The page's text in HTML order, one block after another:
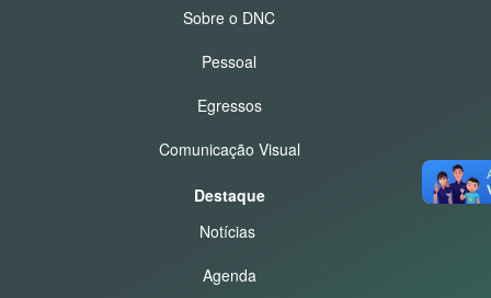
Sobre o DNC
Pessoal
Egressos
Comunicação Visual
Destaque
Notícias
Agenda